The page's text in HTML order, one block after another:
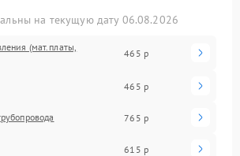
на текущую дату 06.08.2026
(мат.платы,
465 р
465 р
765 р
615 р